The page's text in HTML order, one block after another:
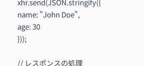
xhr.send(JSON.stringify({
name: "John Doe",
age: 30
}));
// レスポンスの処理